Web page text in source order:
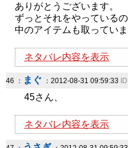
ありがとうございます。
ずっとそれをやっている
中のアイテムも取っていま
ネタバレ内容を表示
46 ： まぐ ：2012-08-31 09:59:33
45さん、
ネタバレ内容を表示